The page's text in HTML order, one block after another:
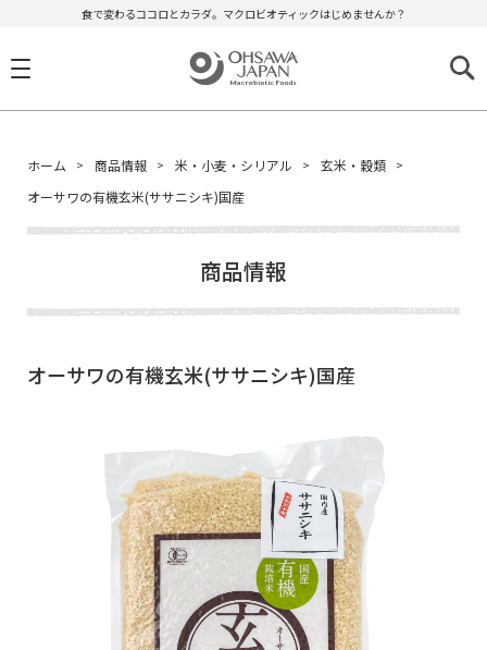
食で変わるココロとカラダ。マクロビオティックはじめませんか？
ホーム 商品情報 米・小麦・シリアル
玄米・穀類
オーサワの有機玄米(ササニシキ)国産
商品情報
オーサワの有機玄米(ササニシキ)国産